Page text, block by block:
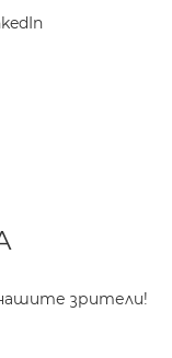
зрители!